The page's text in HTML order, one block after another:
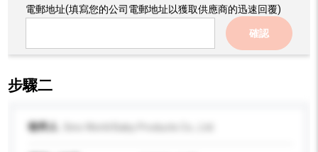
電郵地址(填寫您的公司電郵地址以獲取供應商的迅速回覆)
確認
步驟二
收件人